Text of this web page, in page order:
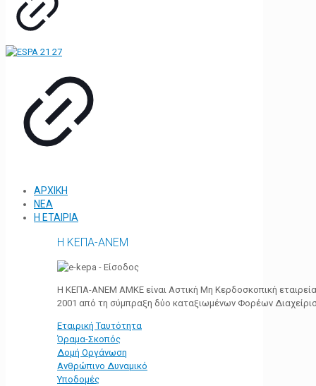
ΑΡΧΙΚΗ
ΝΕΑ
Η ΕΤΑΙΡΙΑ
Η ΚΕΠΑ-ΑΝΕΜ
Η ΚΕΠΑ-ΑΝΕΜ ΑΜΚΕ είναι Αστική Μη Κερδοσκοπική
2001 από τη σύμπραξη δύο καταξιωμένων Φορέων
Εταιρική Ταυτότητα
Όραμα-Σκοπός
Δομή Οργάνωση
Ανθρώπινο Δυναμικό
Υποδομές